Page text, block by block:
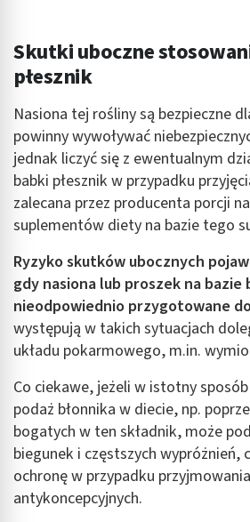
Skutki uboczne
płesznik
Nasiona tej rośliny są bezpieczne
powinny wywoływać
jednak liczyć się z ewentualnym
babki płesznik w przypadku
zalecana przez producenta porcji
suplementów diety na bazie tego
Ryzyko skutków ubocznych
gdy nasiona lub proszek na bazie
nieodpowiednio przygotowane
występują w takich sytuacjach
układu pokarmowego, m.in.
Co ciekawe, jeżeli w istotny
podaż błonnika w diecie, np.
bogatych w ten składnik, może
biegunek i częstszych wypróżnień,
ochronę w przypadku
antykoncepcyjnych.